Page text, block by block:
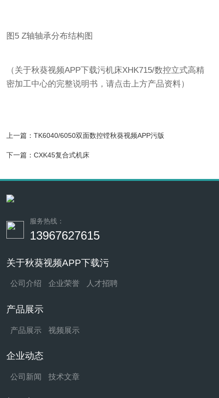
图5 Z轴轴承分布结构图
（关于秋葵视频APP下载污机床XHK715/数控立式高精
密加工中心的完整说明书，请点击上方产品资料）
上一篇：TK6040/6050双面数控镗秋葵视频APP污版
下一篇：CXK45复合式机床
服务热线：
13967627615
关于秋葵视频APP下载污
公司介绍 企业荣誉 人才招聘
产品展示
产品展示 视频展示
企业动态
公司新闻 技术文章